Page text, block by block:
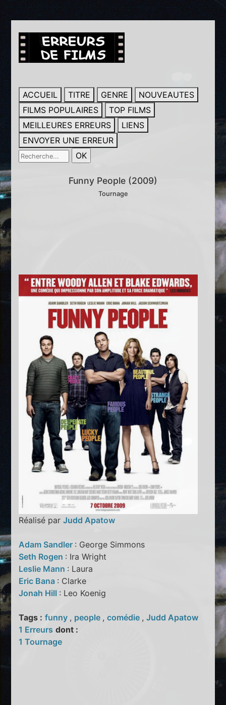
ACCUEIL TITRE GENRE
NOUVEAUTES
FILMS POPULAIRES
TOP FILMS
MEILLEURES ERREURS
LIENS
ENVOYER UNE ERREUR
Funny People (2009)
Tournage
Réalisé parJudd Apatow
Adam Sandler : George Simmons
Seth Rogen : Ira Wright
Leslie Mann : Laura
Eric Bana : Clarke
Jonah Hill : Leo Koenig
Tags : funny , people ,comédie ,Judd Apatow
1 Erreurs dont :
1 Tournage